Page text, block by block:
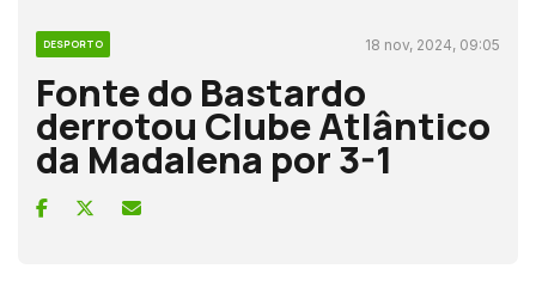
DESPORTO 18 nov, 2024, 09:05
Fonte do Bastardo
derrotou Clube Atlântico
da Madalena por 3-1